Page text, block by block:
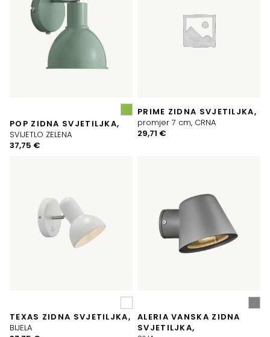
POP ZIDNA SVJETILJKA,
SVIJETLO ZELENA
37,75 €
PRIME ZIDNA SVJETILJKA,
promjer 7 cm, CRNA
29,71 €
TEXAS ZIDNA SVJETILJKA,
BIJELA
ALERIA VANSKA ZIDNA
SVJETILJKA,